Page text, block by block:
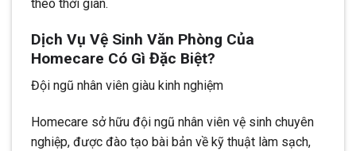
theo thời gian.
Dịch Vụ Vệ Sinh Văn Phòng Của
Homecare Có Gì Đặc Biệt?
Đội ngũ nhân viên giàu kinh nghiệm
Homecare sở hữu đội ngũ nhân viên vệ sinh chuyên
nghiệp, được đào tạo bài bản về kỹ thuật làm sạch,